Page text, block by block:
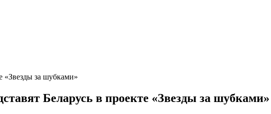
«Звезды за шубками»
Беларусь в проекте «Звезды за шубками»